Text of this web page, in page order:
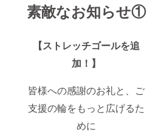
素敵なお知らせ①
【ストレッチゴールを追
加！】
皆様への感謝のお礼と、ご
支援の輪をもっと広げるた
めに